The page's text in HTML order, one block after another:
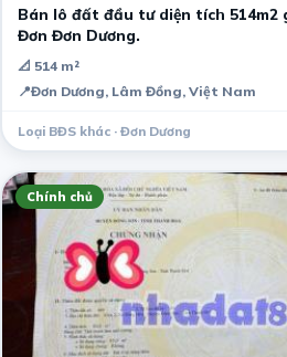
Bán lô đất đầu tư diện tích 514m2
Đơn Đơn Dương.
📐 514 m²
📍Đơn Dương, Lâm Đồng, Việt Nam
Loại BĐS khác · Đơn Dương
Chính chủ